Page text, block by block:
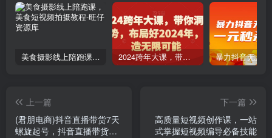
美食摄影线上陪跑课，美食短视频拍摄教程 2024跨年大课，​带你洞察趋势，布局好2024年，创造无限可能
上一篇
(君朋电商)抖音直播带货7天
螺旋起号，抖音直播带货运
下一篇
高质量短视频创作课，一站
式掌握短视频编导必备技能